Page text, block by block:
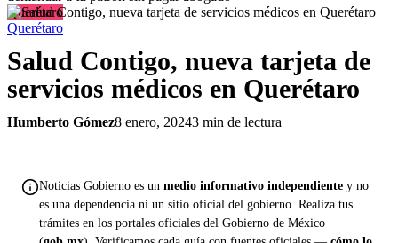
Querétaro
Querétaro
Salud Contigo, nueva tarjeta de
servicios médicos en Querétaro
Humberto Gómez8 enero, 20243 min de lectura
Noticias Gobierno es un medio informativo independiente y no
es una dependencia ni un sitio oficial del gobierno. Realiza tus
trámites en los portales oficiales del Gobierno de México